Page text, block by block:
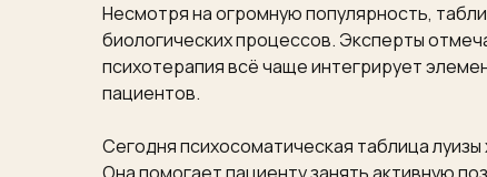
Несмотря на огромную популярность,
биологических процессов. Эксперты
психотерапия всё чаще интегрирует
пациентов.
Сегодня психосоматическая таблица